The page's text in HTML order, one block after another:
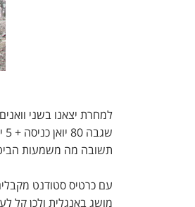
למחרת יצאנו בשני
תשובה מה משמעות